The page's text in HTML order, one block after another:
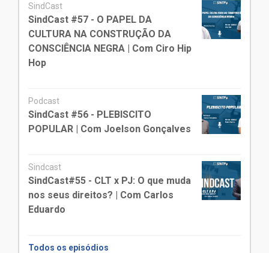
SindCast
SindCast #57 - O PAPEL DA
CULTURA NA CONSTRUÇÃO DA
CONSCIÊNCIA NEGRA | Com Ciro Hip
Hop
Podcast
SindCast #56 - PLEBISCITO
POPULAR | Com Joelson Gonçalves
Sindcast
SindCast#55 - CLT x PJ: O que muda
nos seus direitos? | Com Carlos
Eduardo
Todos os episódios